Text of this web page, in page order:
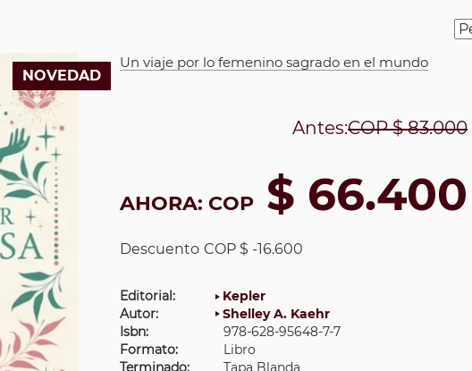
NOVEDAD
Un viaje por lo femenino sagrado en el mundo
Antes:COP$ 83.000
AHORA: COP $ 66.400
Descuento COP $ -16.600
Editorial:
Kepler
Autor:
Shelley A. Kaehr
Isbn:
978-628-95648-7-7
Formato:
Libro
Terminado:
Tapa Blanda